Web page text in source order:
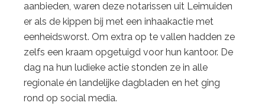
aanbieden, waren deze notarissen uit Leimuiden
er als de kippen bij met een inhaakactie met
eenheidsworst. Om extra op te vallen hadden ze
zelfs een kraam opgetuigd voor hun kantoor. De
dag na hun ludieke actie stonden ze in alle
regionale én landelijke dagbladen en het ging
rond op social media.